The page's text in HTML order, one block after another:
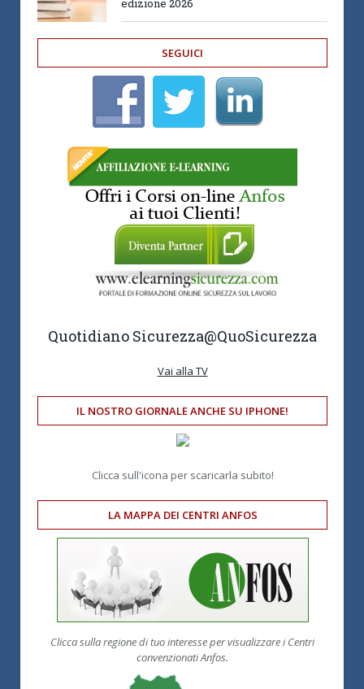
edizione 2026
SEGUICI
Quotidiano Sicurezza@QuoSicurezza
Vai alla TV
IL NOSTRO GIORNALE ANCHE SU IPHONE!
Clicca sull'icona per scaricarla subito!
LA MAPPA DEI CENTRI ANFOS
Clicca sulla regione di tuo interesse per visualizzare i Centri
convenzionati Anfos.